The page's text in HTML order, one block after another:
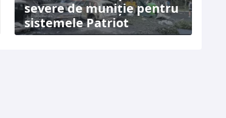
severe de muniție pentru
sistemele Patriot